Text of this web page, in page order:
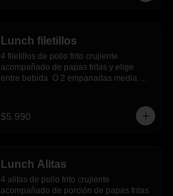
Lunch filetillos
4 filetillos de pollo frito crujiente
acompañado de papas fritas y elige
entre bebida  O 2 empanadas media
$5.990
Lunch Alitas
4 alitas de pollo frito crujiente
acompañado de porción de papas fritas